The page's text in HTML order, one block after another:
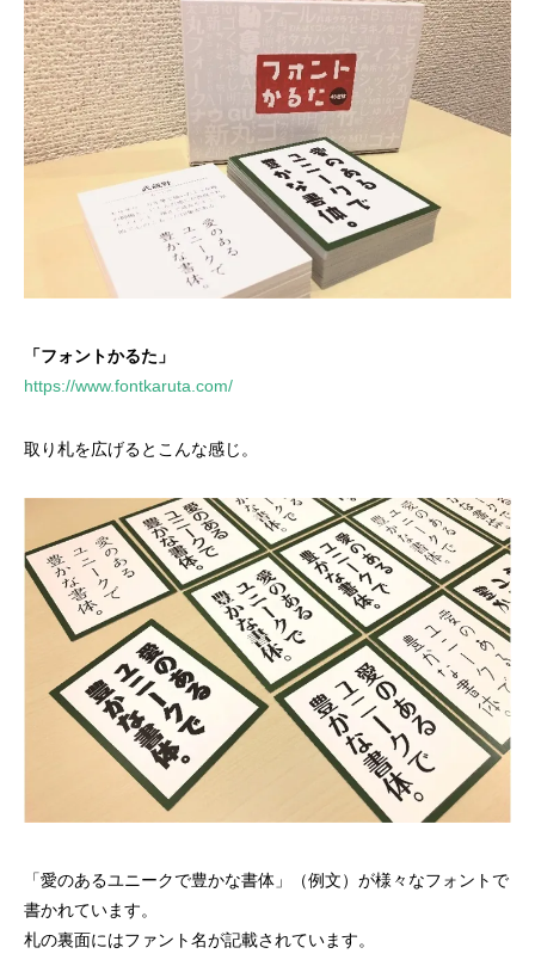
「フォントかるた」
https://www.fontkaruta.com/
取り札を広げるとこんな感じ。
「愛のあるユニークで豊かな書体」（例文）が様々なフォントで
書かれています。
札の裏面にはファント名が記載されています。